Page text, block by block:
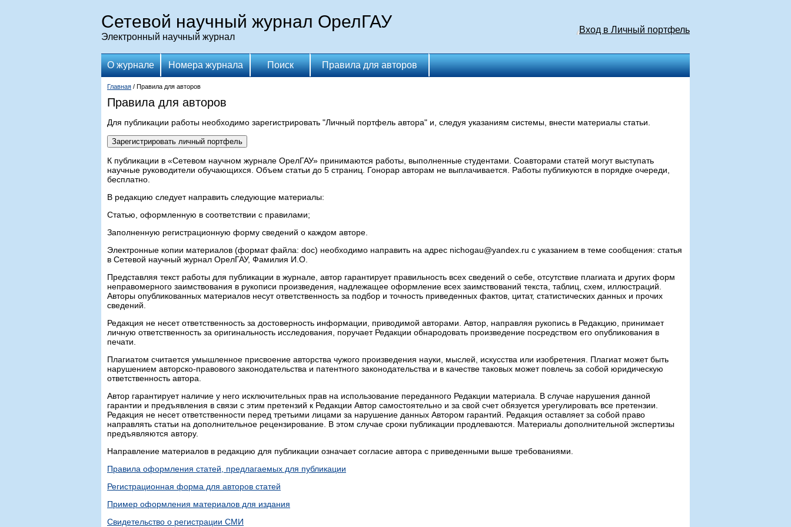
Сетевой научный журнал ОрелГАУ
Электронный научный журнал
Вход в Личный портфель
О журнале Номера журнала Поиск Правила для авторов
Главная / Правила для авторов
Правила для авторов
Для публикации работы необходимо зарегистрировать "Личный портфель автора" и, следуя указаниям системы, внести материалы статьи.
К публикации в «Сетевом научном журнале ОрелГАУ» принимаются работы, выполненные студентами. Соавторами статей могут выступать
научные руководители обучающихся. Объем статьи до 5 страниц. Гонорар авторам не выплачивается. Работы публикуются в порядке очереди,
бесплатно.
В редакцию следует направить следующие материалы:
Статью, оформленную в соответствии с правилами;
Заполненную регистрационную форму сведений о каждом авторе.
Электронные копии материалов (формат файла: doc) необходимо направить на адрес nichogau@yandex.ru с указанием в теме сообщения: статья
в Сетевой научный журнал ОрелГАУ, Фамилия И.О.
Представляя текст работы для публикации в журнале, автор гарантирует правильность всех сведений о себе, отсутствие плагиата и других форм
неправомерного заимствования в рукописи произведения, надлежащее оформление всех заимствований текста, таблиц, схем, иллюстраций.
Авторы опубликованных материалов несут ответственность за подбор и точность приведенных фактов, цитат, статистических данных и прочих
сведений.
Редакция не несет ответственность за достоверность информации, приводимой авторами. Автор, направляя рукопись в Редакцию, принимает
личную ответственность за оригинальность исследования, поручает Редакции обнародовать произведение посредством его опубликования в
печати.
Плагиатом считается умышленное присвоение авторства чужого произведения науки, мыслей, искусства или изобретения. Плагиат может быть
нарушением авторско-правового законодательства и патентного законодательства и в качестве таковых может повлечь за собой юридическую
ответственность автора.
Автор гарантирует наличие у него исключительных прав на использование переданного Редакции материала. В случае нарушения данной
гарантии и предъявления в связи с этим претензий к Редакции Автор самостоятельно и за свой счет обязуется урегулировать все претензии.
Редакция не несет ответственности перед третьими лицами за нарушение данных Автором гарантий. Редакция оставляет за собой право
направлять статьи на дополнительное рецензирование. В этом случае сроки публикации продлеваются. Материалы дополнительной экспертизы
предъявляются автору.
Направление материалов в редакцию для публикации означает согласие автора с приведенными выше требованиями.
Правила оформления статей, предлагаемых для публикации
Регистрационная форма для авторов статей
Пример оформления материалов для издания
Свидетельство о регистрации СМИ